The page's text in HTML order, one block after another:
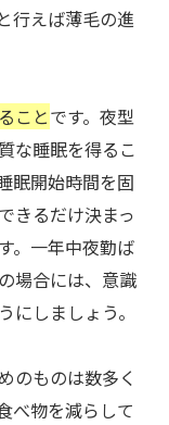
行えば薄毛の進
ことです。夜型
な睡眠を得るこ
眠開始時間を固
きるだけ決まっ
。一年中夜勤ば
場合には、意識
しましょう。
のものは数多く
べ物を減らして